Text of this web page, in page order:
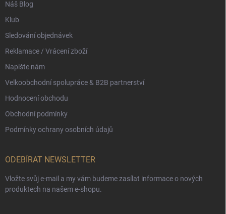
Náš Blog
Klub
Sledování objednávek
Reklamace / Vrácení zboží
Napište nám
Velkoobchodní spolupráce & B2B partnerství
Hodnocení obchodu
Obchodní podmínky
Podmínky ochrany osobních údajů
ODEBÍRAT NEWSLETTER
Vložte svůj e-mail a my vám budeme zasílat informace o nových
produktech na našem e-shopu.